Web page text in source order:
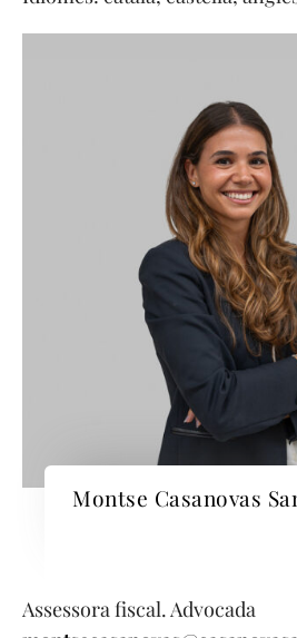
Montse Casanovas
Assessora fiscal. Advocada